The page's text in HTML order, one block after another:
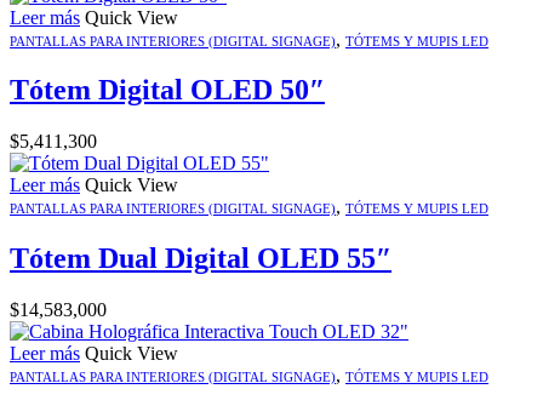
Leer más Quick View
PANTALLAS PARA INTERIORES (DIGITAL SIGNAGE), TÓTEMS Y MUPIS LED
Tótem Digital OLED 50″
$5,411,300
Leer más Quick View
PANTALLAS PARA INTERIORES (DIGITAL SIGNAGE), TÓTEMS Y MUPIS LED
Tótem Dual Digital OLED 55″
$14,583,000
Leer más Quick View
PANTALLAS PARA INTERIORES (DIGITAL SIGNAGE), TÓTEMS Y MUPIS LED